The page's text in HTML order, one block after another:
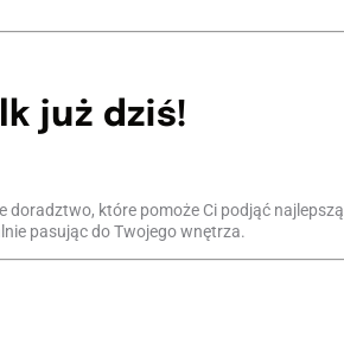
już dziś!
które pomoże Ci podjąć najlepszą
pasując do Twojego wnętrza.